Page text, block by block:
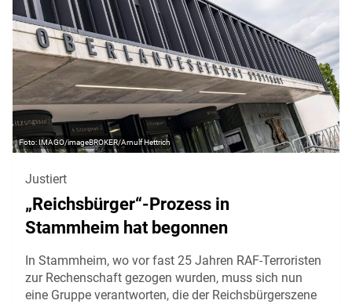
IMAGO/imageBROKER/Arnulf Hettrich
Justiert
„Reichsbürger“-Prozess in
Stammheim hat begonnen
In Stammheim, wo vor fast 25 Jahren RAF-Terroristen
zur Rechenschaft gezogen wurden, muss sich nun
eine Gruppe verantworten, die der Reichsbürgerszene